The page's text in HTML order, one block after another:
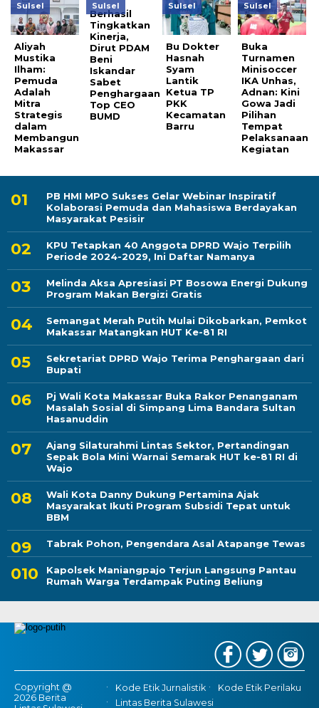
Sulsel
Aliyah
Mustika
Ilham:
Pemuda
Adalah
Mitra
Strategis
dalam
Membangun
Makassar
Sulsel
Berhasil
Tingkatkan
Kinerja,
Dirut PDAM
Beni
Iskandar
Sabet
Penghargaan
Top CEO
BUMD
Sulsel
Bu Dokter
Hasnah
Syam
Lantik
Ketua TP
PKK
Kecamatan
Barru
Sulsel
Buka
Turnamen
Minisoccer
IKA Unhas,
Adnan: Kini
Gowa Jadi
Pilihan
Tempat
Pelaksanaan
Kegiatan
PB HMI MPO Sukses Gelar Webinar Inspiratif
Kolaborasi Pemuda dan Mahasiswa Berdayakan
Masyarakat Pesisir
KPU Tetapkan 40 Anggota DPRD Wajo Terpilih
Periode 2024-2029, Ini Daftar Namanya
Melinda Aksa Apresiasi PT Bosowa Energi Dukung
Program Makan Bergizi Gratis
Semangat Merah Putih Mulai Dikobarkan, Pemkot
Makassar Matangkan HUT Ke-81 RI
Sekretariat DPRD Wajo Terima Penghargaan dari
Bupati
Pj Wali Kota Makassar Buka Rakor Penanganam
Masalah Sosial di Simpang Lima Bandara Sultan
Hasanuddin
Ajang Silaturahmi Lintas Sektor, Pertandingan
Sepak Bola Mini Warnai Semarak HUT ke-81 RI di
Wajo
Wali Kota Danny Dukung Pertamina Ajak
Masyarakat Ikuti Program Subsidi Tepat untuk
BBM
Tabrak Pohon, Pengendara Asal Atapange Tewas
Kapolsek Maniangpajo Terjun Langsung Pantau
Rumah Warga Terdampak Puting Beliung
Copyright @
2026 Berita
Kode Etik Jurnalistik
Kode Etik Perilaku
Lintas Berita Sulawesi